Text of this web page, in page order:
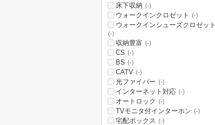
床下収納 (-)
ウォークインクロゼット (-)
ウォークインシューズクロゼット
(-)
収納豊富 (-)
CS (-)
BS (-)
CATV (-)
光ファイバー (-)
インターネット対応 (-)
オートロック (-)
TVモニタ付インターホン (-)
宅配ボックス (-)